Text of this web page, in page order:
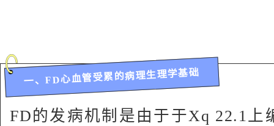
一、FD心血管受累的病理生理学基础
FD的发病机制是由于于Xq 22.1上